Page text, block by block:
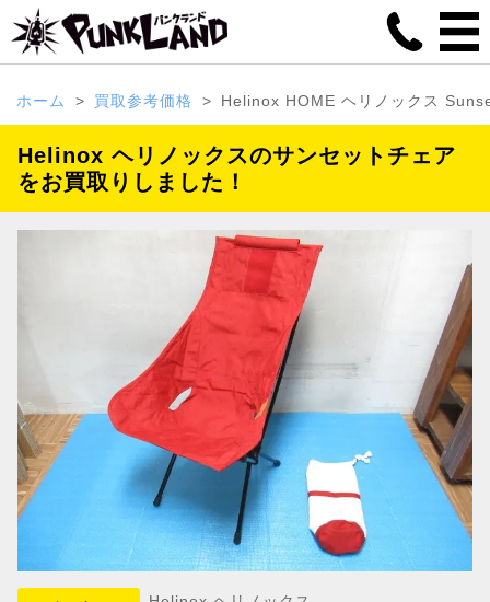
ホーム 買取参考価格 Helinox HOME ヘリノックス
Helinox ヘリノックスのサンセットチェア
をお買取りしました！